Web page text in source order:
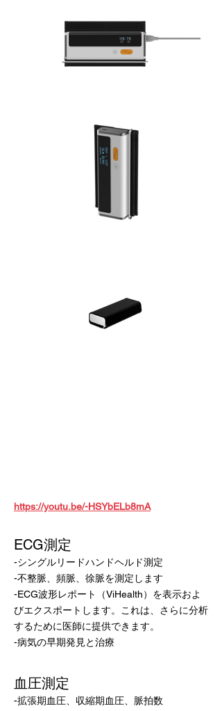
https://youtu.be/-HSYbELb8mA
ECG測定
-シングルリードハンドヘルド測定
-不整脈、頻脈、徐脈を測定します
-ECG波形レポート（ViHealth）を表示およ
びエクスポートします。これは、さらに分析
するために医師に提供できます。
-病気の早期発見と治療
血圧測定
-拡張期血圧、収縮期血圧、脈拍数